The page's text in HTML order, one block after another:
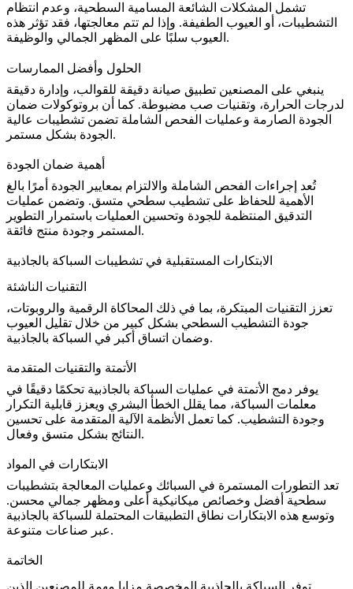
تشمل المشكلات الشائعة المسامية السطحية، وعدم انتظام
التشطيبات، أو العيوب الطفيفة. وإذا لم تتم معالجتها، فقد تؤثر هذه
العيوب سلبًا على المظهر الجمالي والوظيفة.
الحلول وأفضل الممارسات
ينبغي على المصنعين تطبيق صيانة دقيقة للقوالب، وإدارة دقيقة
لدرجات الحرارة، وتقنيات صب مضبوطة. كما أن بروتوكولات ضمان
الجودة الصارمة وعمليات الفحص الشاملة تضمن تشطيبات عالية
الجودة بشكل مستمر.
أهمية ضمان الجودة
تُعد إجراءات الفحص الشاملة والالتزام بمعايير الجودة أمرًا بالغ
الأهمية للحفاظ على تشطيب سطحي متسق. وتضمن عمليات
التدقيق المنتظمة للجودة وتحسين العمليات باستمرار التطوير
المستمر وجودة منتج فائقة.
الابتكارات المستقبلية في تشطيبات السباكة بالجاذبية
التقنيات الناشئة
تعزز التقنيات المبتكرة، بما في ذلك المحاكاة الرقمية والروبوتات،
جودة التشطيب السطحي بشكل كبير من خلال تقليل العيوب
وضمان اتساق أكبر في السباكة بالجاذبية.
الأتمتة والتقنيات المتقدمة
يوفر دمج الأتمتة في عمليات السباكة بالجاذبية تحكمًا دقيقًا في
معلمات السباكة، مما يقلل الخطأ البشري ويعزز قابلية التكرار
وجودة التشطيب. كما تعمل الأنظمة الآلية المتقدمة على تحسين
النتائج بشكل متسق وفعال.
الابتكارات في المواد
تعد التطورات المستمرة في السبائك وعمليات المعالجة بتشطيبات
سطحية أفضل وخصائص ميكانيكية أعلى ومظهر جمالي محسن.
وتوسع هذه الابتكارات نطاق التطبيقات المحتملة للسباكة بالجاذبية
عبر صناعات متنوعة.
الخاتمة